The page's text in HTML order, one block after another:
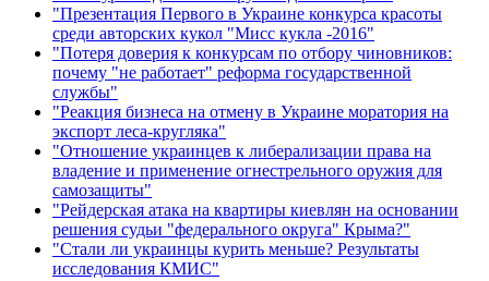
"Презентация Первого в Украине конкурса красоты
среди авторских кукол "Мисс кукла -2016"
"Потеря доверия к конкурсам по отбору чиновников:
почему "не работает" реформа государственной
службы"
"Реакция бизнеса на отмену в Украине моратория на
экспорт леса-кругляка"
"Отношение украинцев к либерализации права на
владение и применение огнестрельного оружия для
самозащиты"
"Рейдерская атака на квартиры киевлян на основании
решения судьи "федерального округа" Крыма?"
"Стали ли украинцы курить меньше? Результаты
исследования КМИС"